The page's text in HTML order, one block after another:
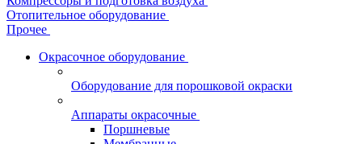
Отопительное оборудование
Прочее
Окрасочное оборудование
Оборудование для порошковой окраски
Аппараты окрасочные
Поршневые